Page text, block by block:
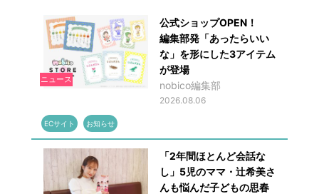
ニュース
公式ショップOPEN！
編集部発「あったらいい
な」を形にした3アイテム
が登場
nobico編集部
2026.08.06
ECサイト お知らせ
「2年間ほとんど会話な
し」5児のママ・辻希美さ
んも悩んだ子どもの思春